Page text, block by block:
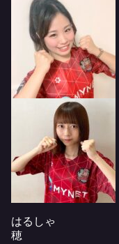
はるし
穂